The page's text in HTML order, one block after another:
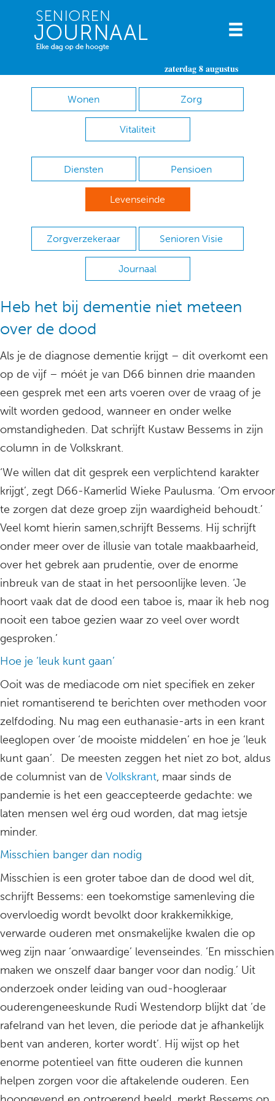
zaterdag 8 augustus
Wonen Zorg
Vitaliteit
Diensten Pensioen
Levenseinde
Zorgverzekeraar Senioren Visie
Journaal
Heb het bij dementie niet meteen
over de dood
Als je de diagnose dementie krijgt – dit overkomt een
op de vijf – móét je van D66 binnen drie maanden
een gesprek met een arts voeren over de vraag of je
wilt worden gedood, wanneer en onder welke
omstandigheden. Dat schrijft Kustaw Bessems in zijn
column in de Volkskrant.
‘We willen dat dit gesprek een verplichtend karakter
krijgt’, zegt D66-Kamerlid Wieke Paulusma. ‘Om ervoor
te zorgen dat deze groep zijn waardigheid behoudt.’
Veel komt hierin samen,schrijft Bessems. Hij schrijft
onder meer over de illusie van totale maakbaarheid,
over het gebrek aan prudentie, over de enorme
inbreuk van de staat in het persoonlijke leven. ‘Je
hoort vaak dat de dood een taboe is, maar ik heb nog
nooit een taboe gezien waar zo veel over wordt
gesproken.’
Hoe je ‘leuk kunt gaan’
Ooit was de mediacode om niet specifiek en zeker
niet romantiserend te berichten over methoden voor
zelfdoding. Nu mag een euthanasie-arts in een krant
leeglopen over ‘de mooiste middelen’ en hoe je ‘leuk
kunt gaan’. De meesten zeggen het niet zo bot, aldus
de columnist van de Volkskrant, maar sinds de
pandemie is het een geaccepteerde gedachte: we
laten mensen wel érg oud worden, dat mag ietsje
minder.
Misschien banger dan nodig
Misschien is een groter taboe dan de dood wel dit,
schrijft Bessems: een toekomstige samenleving die
overvloedig wordt bevolkt door krakkemikkige,
verwarde ouderen met onsmakelijke kwalen die op
weg zijn naar ‘onwaardige’ levenseindes. ‘En misschien
maken we onszelf daar banger voor dan nodig.’ Uit
onderzoek onder leiding van oud-hoogleraar
ouderengeneeskunde Rudi Westendorp blijkt dat ‘de
rafelrand van het leven, die periode dat je afhankelijk
bent van anderen, korter wordt’. Hij wijst op het
enorme potentieel van fitte ouderen die kunnen
helpen zorgen voor die aftakelende ouderen. Een